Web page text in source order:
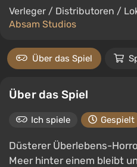
Verleger / Distributoren /
Absam Studios
Über das Spiel
Über das Spiel
Ich spiele Gespielt
Düsterer Überlebens-
Meer hinter einem bleibt